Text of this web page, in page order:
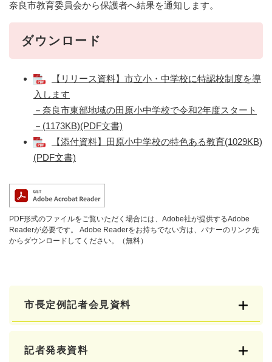
奈良市教育委員会から保護者へ結果を通知します。
ダウンロード
【リリース資料】市立小・中学校に特認校制度を導
入します
－奈良市東部地域の田原小中学校で令和2年度スタート
－(1173KB)(PDF文書)
【添付資料】田原小中学校の特色ある教育(1029KB)
(PDF文書)
PDF形式のファイルをご覧いただく場合には、Adobe社が提供するAdobe
Readerが必要です。
Adobe Readerをお持ちでない方は、バナーのリンク先
からダウンロードしてください。（無料）
市長定例記者会見資料
記者発表資料